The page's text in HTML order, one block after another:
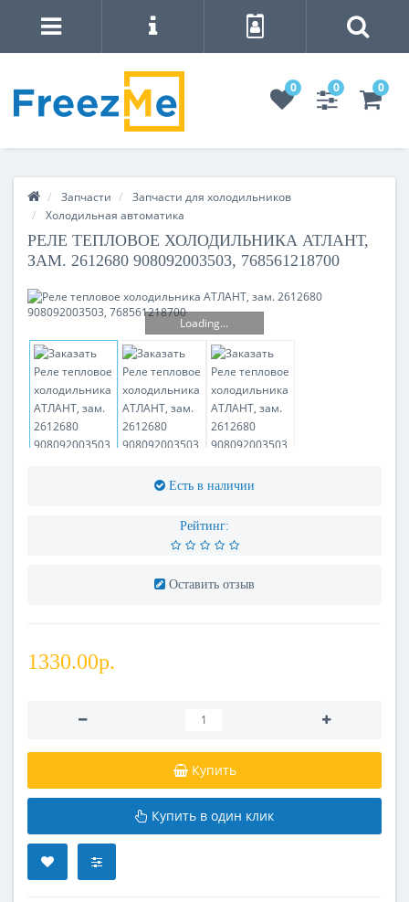
0 0 0
Запчасти
Запчасти для холодильников
Холодильная автоматика
РЕЛЕ ТЕПЛОВОЕ ХОЛОДИЛЬНИКА АТЛАНТ,
ЗАМ. 2612680 908092003503, 768561218700
Loading...
Есть в наличии
Рейтинг:
Оставить отзыв
1330.00р.
Купить
Купить в один клик